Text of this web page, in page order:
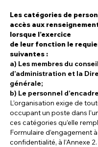
Les catégories de
accès aux
lorsque l’exercice
de leur fonction le
suivantes :
a) Les membres du conseil
d’administration et la
générale;
b) Le personnel
L’organisation exige de
occupant un poste dans
ces catégories qu’elle
Formulaire d’engagement
confidentialité, à l’Annexe